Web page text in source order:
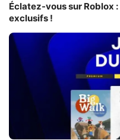
Éclatez-vous sur Roblox
exclusifs !